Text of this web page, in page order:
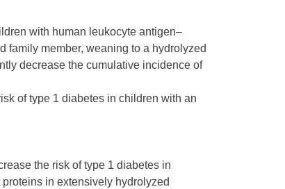
with human leukocyte antigen–
family member, weaning to a hydrolyzed
decrease the cumulative incidence of
of type 1 diabetes in children with an
the risk of type 1 diabetes in
in extensively hydrolyzed